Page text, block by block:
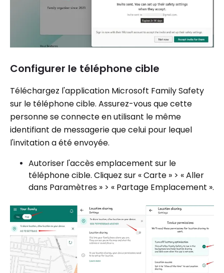
Configurer le téléphone cible
Téléchargez l'application Microsoft Family Safety
sur le téléphone cible. Assurez-vous que cette
personne se connecte en utilisant le même
identifiant de messagerie que celui pour lequel
l'invitation a été envoyée.
Autoriser l'accès emplacement sur le
téléphone cible. Cliquez sur « Carte » > « Aller
dans Paramètres » > « Partage Emplacement ».